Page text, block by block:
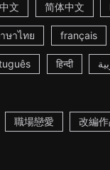
文 简体中文
ษาไทย français
हिन्दी
職場戀愛 改編